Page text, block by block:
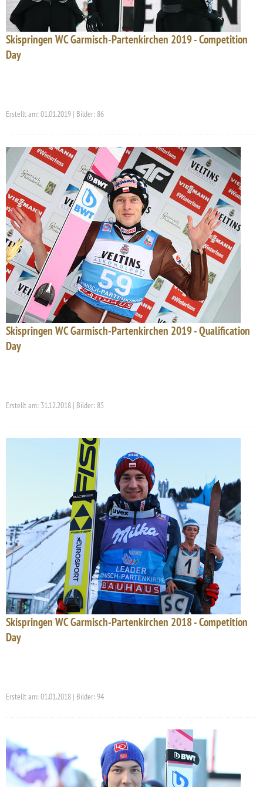
Skispringen WC Garmisch-Partenkirchen 2019 - Competition
Day
Erstellt am: 01.01.2019 | Bilder: 86
Skispringen WC Garmisch-Partenkirchen 2019 - Qualification
Day
Erstellt am: 31.12.2018 | Bilder: 85
Skispringen WC Garmisch-Partenkirchen 2018 - Competition
Day
Erstellt am: 01.01.2018 | Bilder: 94